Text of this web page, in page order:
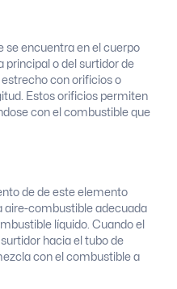
se encuentra en el cuerpo
principal o del surtidor de
con orificios o
Estos orificios permiten
con el combustible que
de de este elemento
aire-combustible adecuada
líquido. Cuando el
hacia el tubo de
con el combustible a